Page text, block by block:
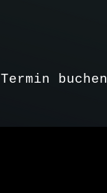
Termin buchen